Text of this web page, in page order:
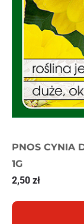
PNOS CYNIA
1G
2,50 zł